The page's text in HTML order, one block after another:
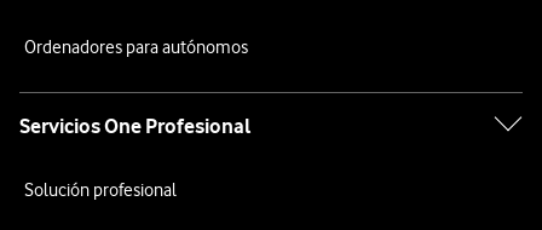
Ordenadores para autónomos
Servicios One Profesional
Solución profesional